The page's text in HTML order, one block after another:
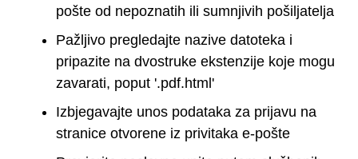
pošte od nepoznatih ili sumnjivih pošiljatelja
Pažljivo pregledajte nazive datoteka i
pripazite na dvostruke ekstenzije koje mogu
zavarati, poput '.pdf.html'
Izbjegavajte unos podataka za prijavu na
stranice otvorene iz privitaka e-pošte